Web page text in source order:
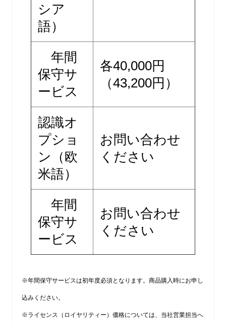
シア
語）
年間
保守サ
ービス
各40,000円
（43,200円）
認識オ
プショ
ン（欧
米語）
お問い合わせ
ください
年間
保守サ
ービス
お問い合わせ
ください
※年間保守サービスは初年度必須となります。商品購入時にお申し
込みください。
※ライセンス（ロイヤリティー）価格については、当社営業担当へ